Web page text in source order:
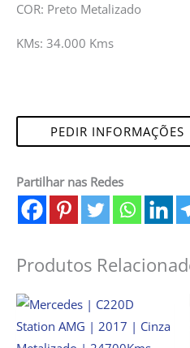
COR: Preto Metalizado
KMs: 34.000 Kms
PEDIR INFORMAÇÕES
Partilhar nas Redes
Produtos